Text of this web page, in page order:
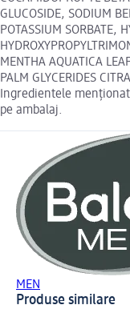
GLUCOSIDE, SODIUM
POTASSIUM SORBATE,
MENTHA AQUATICA
PALM GLYCERIDES
Ingredientele
pe ambalaj.
MEN
Produse similare